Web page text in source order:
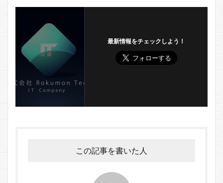
最新情報をチェックしよう！
この記事を書いた人